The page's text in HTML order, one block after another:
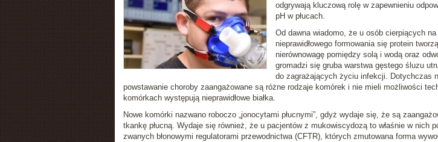
odgrywają kluczową rolę w zapewnieniu
pH w płucach.
Od dawna wiadomo, że u osób cierpiących
nieprawidłowego formowania się protein
nierównowagę pomiędzy solą i wodą oraz
gromadzi się gruba warstwa gęstego śluzu
do zagrażających życiu infekcji. Dotychczas
powstawanie choroby zaangażowane są różne rodzaje komórek i nie mieli możliwości
komórkach występują nieprawidłowe białka.
Nowe komórki nazwano roboczo „jonocytami płucnymi”, gdyż wydaje się, że są
tkankę płucną. Wydaje się również, że u pacjentów z mukowiscydozą to właśnie w nich
zwanych błonowymi regulatorami przewodnictwa (CFTR), których zmutowana forma